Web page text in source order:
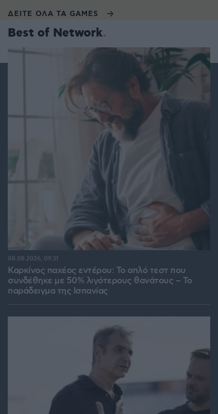
ΔΕΙΤΕ ΟΛΑ ΤΑ GAMES
Best of Network
Καρκίνος παχέος εντέρου: Το απλό τεστ που
συνδέθηκε με 50% λιγότερους θανάτους – Το
παράδειγμα της Ισπανίας
08.08.2026, 09:31